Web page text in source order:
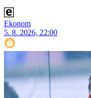
Ekonom
5. 8. 2026, 22:00